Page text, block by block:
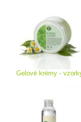
Gelové krémy -